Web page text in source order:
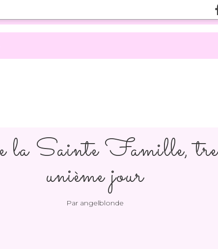
la Sainte Famille,
unième jour
Par angelblonde